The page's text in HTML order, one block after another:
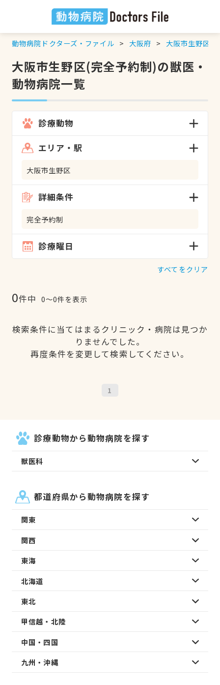
動物病院ドクターズ・ファイル 大阪府 大阪市生野区
大阪市生野区(完全予約制)の獣医・
動物病院一覧
診療動物
エリア・駅
大阪市生野区
詳細条件
完全予約制
診療曜日
すべてをクリア
0件中 0〜0件を表示
検索条件に当てはまるクリニック・病院は見つか
りませんでした。
再度条件を変更して検索してください。
1
診療動物から動物病院を探す
獣医科
都道府県から動物病院を探す
関東
関西
東海
北海道
東北
甲信越・北陸
中国・四国
九州・沖縄